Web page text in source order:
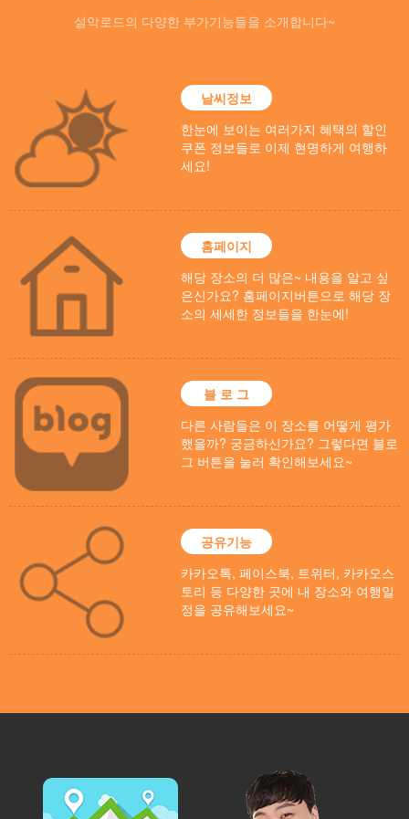
설악로드의 다양한 부가기능들을 소개합니다~
날씨정보
한눈에 보이는 여러가지 혜택의 할인
쿠폰 정보들로 이제 현명하게 여행하
세요!
홈페이지
해당 장소의 더 많은~ 내용을 알고 싶
은신가요? 홈페이지버튼으로 해당 장
소의 세세한 정보들을 한눈에!
블 로 그
다른 사람들은 이 장소를 어떻게 평가
했을까? 궁금하신가요? 그렇다면 블로
그 버튼을 눌러 확인해보세요~
공유기능
카카오톡, 페이스북, 트위터, 카카오스
토리 등 다양한 곳에 내 장소와 여행일
정을 공유해보세요~